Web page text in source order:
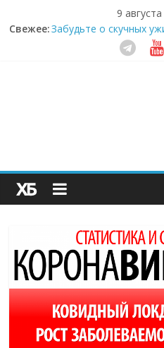
9
Свежее:Забудьте о скучных
которое видит вашу
Небо зовёт: как
Секрет
пребиотиками
здорового питания